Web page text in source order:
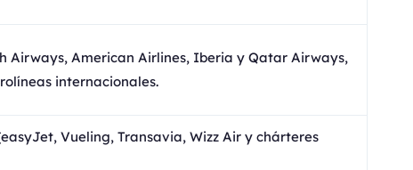
Airways, American Airlines, Iberia y Qatar Airways,
internacionales.
Vueling, Transavia, Wizz Air y chárteres